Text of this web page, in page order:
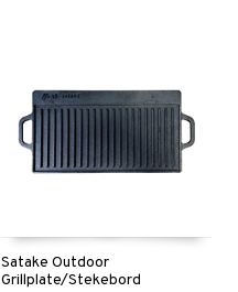
Satake Outdoor
Grillplate/Stekebord